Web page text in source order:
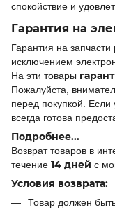
спокойствие и
Гарантия на
Гарантия на
исключением
На эти товары
Пожалуйста,
перед покупкой.
всегда готова
Подробнее...
Возврат товаров в
течение 14 дней с
Условия возврата:
Товар должен